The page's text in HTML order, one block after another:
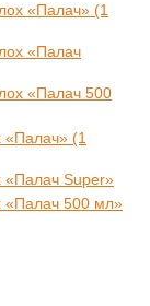
«Палач» (1
«Палач
«Палач 500
«Палач» (1
«Палач Super»
«Палач 500 мл»